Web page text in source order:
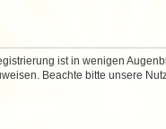
ist in wenigen
Beachte bitte unsere